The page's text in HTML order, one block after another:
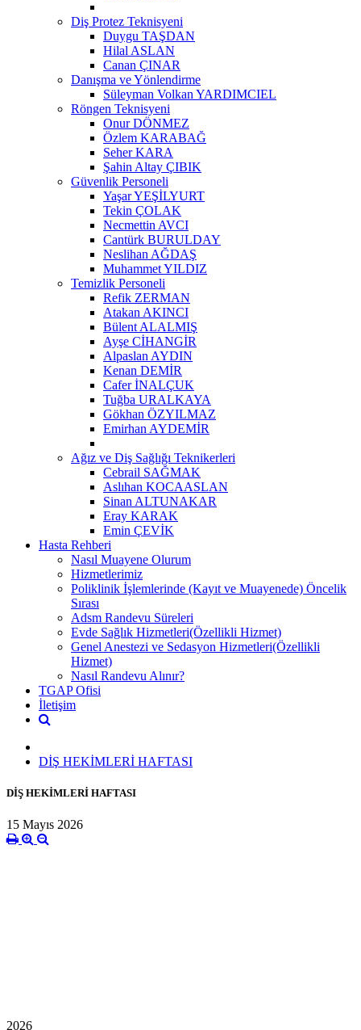
Diş Protez Teknisyeni
Duygu TAŞDAN
Hilal ASLAN
Canan ÇINAR
Danışma ve Yönlendirme
Süleyman Volkan YARDIMCIEL
Röngen Teknisyeni
Onur DÖNMEZ
Özlem KARABAĞ
Seher KARA
Şahin Altay ÇIBIK
Güvenlik Personeli
Yaşar YEŞİLYURT
Tekin ÇOLAK
Necmettin AVCI
Cantürk BURULDAY
Neslihan AĞDAŞ
Muhammet YILDIZ
Temizlik Personeli
Refik ZERMAN
Atakan AKINCI
Bülent ALALMIŞ
Ayşe CİHANGİR
Alpaslan AYDIN
Kenan DEMİR
Cafer İNALÇUK
Tuğba URALKAYA
Gökhan ÖZYILMAZ
Emirhan AYDEMİR
Ağız ve Diş Sağlığı Teknikerleri
Cebrail SAĞMAK
Aslıhan KOCAASLAN
Sinan ALTUNAKAR
Eray KARAK
Emin ÇEVİK
Hasta Rehberi
Nasıl Muayene Olurum
Hizmetlerimiz
Poliklinik İşlemlerinde (Kayıt ve Muayenede) Öncelik
Sırası
Adsm Randevu Süreleri
Evde Sağlık Hizmetleri(Özellikli Hizmet)
Genel Anestezi ve Sedasyon Hizmetleri(Özellikli
Hizmet)
Nasıl Randevu Alınır?
TGAP Ofisi
İletişim
DİŞ HEKİMLERİ HAFTASI
DİŞ HEKİMLERİ HAFTASI
15 Mayıs 2026
2026